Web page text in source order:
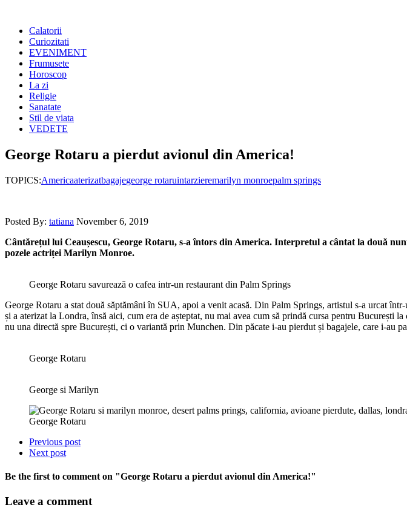
Calatorii
Curiozitati
EVENIMENT
Frumusete
Horoscop
La zi
Religie
Sanatate
Stil de viata
VEDETE
George Rotaru a pierdut avionul din America!
TOPICS:Americaaterizatbagajegeorge rotaruintarzieremarilyn monroepalm springs
Posted By: tatiana November 6, 2019
Cântărețul lui Ceaușescu, George Rotaru, s-a întors din America. Interpretul a cântat la două
pozele actriței Marilyn Monroe.
George Rotaru savurează o cafea intr-un restaurant din Palm Springs
George Rotaru a stat două săptămâni în SUA, apoi a venit acasă. Din Palm Springs, artistul s-a urcat
și a aterizat la Londra, însă aici, cum era de așteptat, nu mai avea cum să prindă cursa pentru
nu una directă spre București, ci o variantă prin Munchen. Din păcate i-au pierdut și bagajele, care i-au
George Rotaru
George si Marilyn
George Rotaru
Previous post
Next post
Be the first to comment on "George Rotaru a pierdut avionul din America!"
Leave a comment